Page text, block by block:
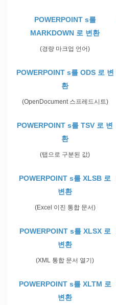
POWERPOINT s를
MARKDOWN 로 변환
(경량 마크업 언어)
POWERPOINT s를 ODS 로 변
환
(OpenDocument 스프레드시트)
POWERPOINT s를 TSV 로 변
환
(탭으로 구분된 값)
POWERPOINT s를 XLSB 로
변환
(Excel 이진 통합 문서)
POWERPOINT s를 XLSX 로
변환
(XML 통합 문서 열기)
POWERPOINT s를 XLTM 로
변환